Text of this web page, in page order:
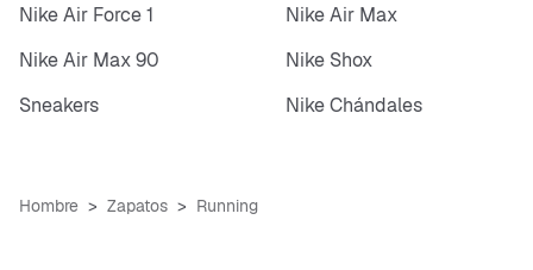
Nike Air Force 1
Nike Air Max
Nike Air Max 90
Nike Shox
Sneakers
Nike Chándales
Hombre Zapatos Running